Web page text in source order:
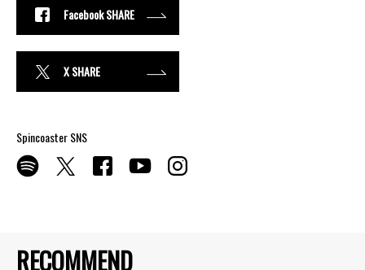
RECOMMEND
Facebook SHARE
X SHARE
Spincoaster SNS